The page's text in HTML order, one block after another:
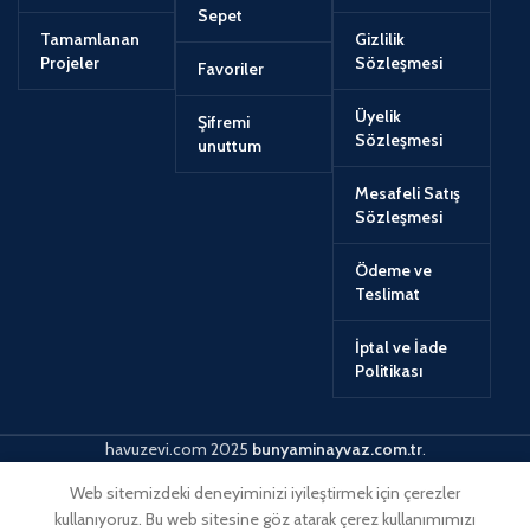
Tamamlanan
Projeler
Sepet
Favoriler
Şifremi
unuttum
Gizlilik
Sözleşmesi
Üyelik
Sözleşmesi
Mesafeli Satış
Sözleşmesi
Ödeme ve
Teslimat
İptal ve İade
Politikası
havuzevi.com 2025 bunyaminayvaz.com.tr.
Web sitemizdeki deneyiminizi iyileştirmek için çerezler
kullanıyoruz. Bu web sitesine göz atarak çerez kullanımımızı